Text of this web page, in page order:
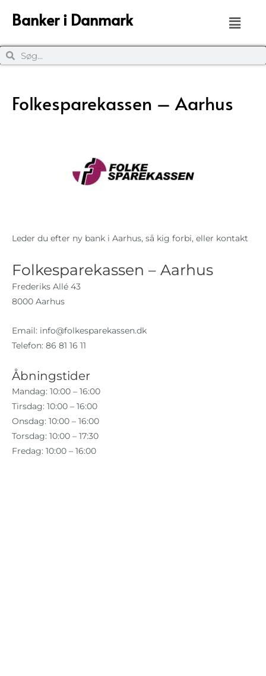
Banker i Danmark
Folkesparekassen – Aarhus
Leder du efter ny bank i Aarhus, så kig forbi, eller kontakt
Folkesparekassen – Aarhus
Frederiks Allé 43
8000 Aarhus
Email: info@folkesparekassen.dk
Telefon: 86 81 16 11
Åbningstider
Mandag: 10:00 – 16:00
Tirsdag: 10:00 – 16:00
Onsdag: 10:00 – 16:00
Torsdag: 10:00 – 17:30
Fredag: 10:00 – 16:00